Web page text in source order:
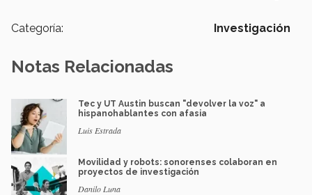
Categoría: Investigación
Notas Relacionadas
Tec y UT Austin buscan "devolver la voz" a
hispanohablantes con afasia
Luis Estrada
Movilidad y robots: sonorenses colaboran en
proyectos de investigación
Danilo Luna